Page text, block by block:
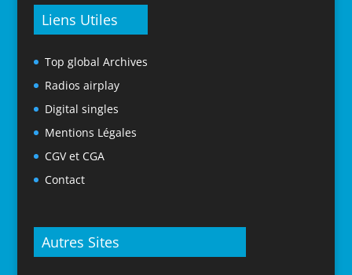
Liens Utiles
Top global Archives
Radios airplay
Digital singles
Mentions Légales
CGV et CGA
Contact
Autres Sites